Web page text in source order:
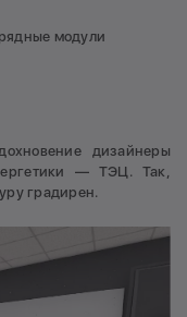
модули
дизайнеры
— ТЭЦ. Так,
градирен.